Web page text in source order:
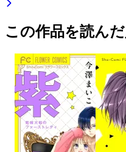
この作品を読ん